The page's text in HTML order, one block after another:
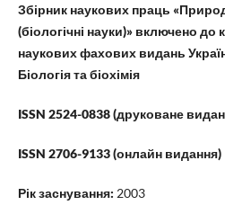
Збірник наукових праць «
(біологічні науки)» включено до
наукових фахових видань
Біологія та біохімія
ISSN 2524-0838 (друковане
ISSN 2706-9133 (онлайн видання)
Рік заснування: 2003